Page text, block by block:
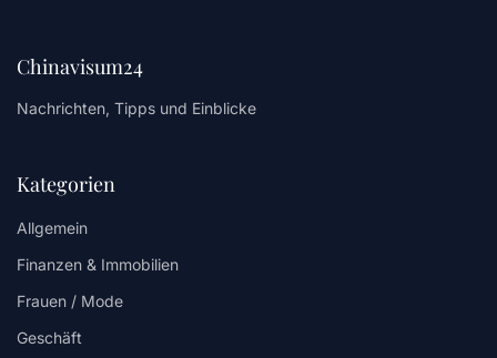
Chinavisum24
Nachrichten, Tipps und Einblicke
Kategorien
Allgemein
Finanzen & Immobilien
Frauen / Mode
Geschäft